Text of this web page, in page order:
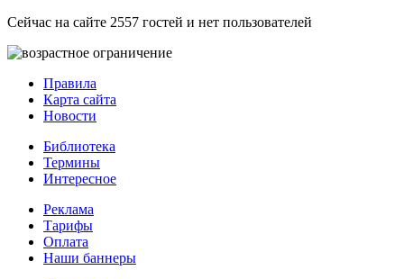
Сейчас на сайте 2557 гостей и нет пользователей
Правила
Карта сайта
Новости
Библиотека
Термины
Интересное
Реклама
Тарифы
Оплата
Наши баннеры